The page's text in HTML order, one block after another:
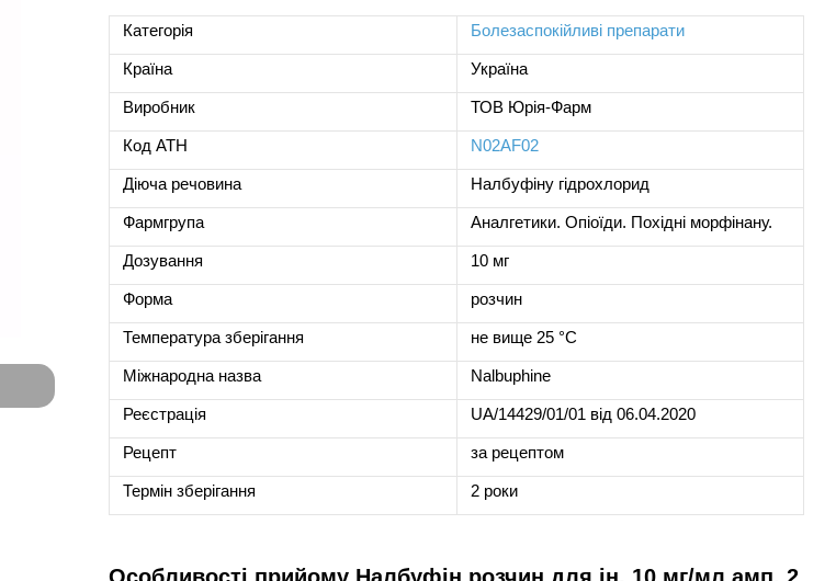
Категорія Болезаспокійливі препарати
Країна Україна
Виробник ТОВ Юрія-Фарм
Код ATH N02AF02
Діюча речовина Налбуфіну гідрохлорид
Фармгрупа Аналгетики. Опіоїди. Похідні морфінану.
Дозування 10 мг
Форма розчин
Температура зберігання не вище 25 °С
Міжнародна назва Nalbuphine
Реєстрація UA/14429/01/01 від 06.04.2020
Рецепт за рецептом
Термін зберігання 2 роки